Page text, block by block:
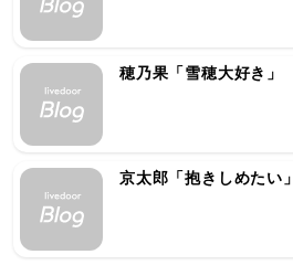
穂乃果「雪穂大好き」
京太郎「抱きしめたい」